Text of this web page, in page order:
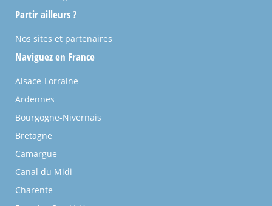
Partir ailleurs ?
Nos sites et partenaires
Naviguez en France
Alsace-Lorraine
Ardennes
Bourgogne-Nivernais
Bretagne
Camargue
Canal du Midi
Charente